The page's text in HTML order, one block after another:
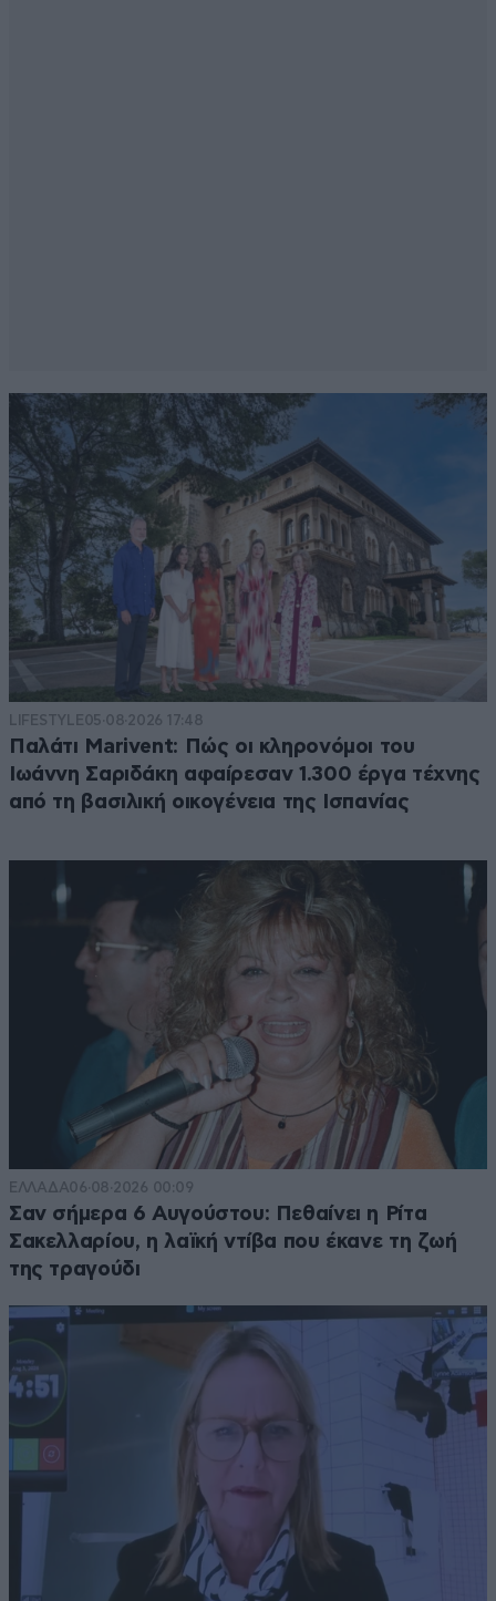
LIFESTYLE05·08·2026 17:48
Παλάτι Marivent: Πώς οι κληρονόμοι του
Ιωάννη Σαριδάκη αφαίρεσαν 1.300 έργα τέχνης
από τη βασιλική οικογένεια της Ισπανίας
ΕΛΛΑΔΑ06·08·2026 00:09
Σαν σήμερα 6 Αυγούστου: Πεθαίνει η Ρίτα
Σακελλαρίου, η λαϊκή ντίβα που έκανε τη ζωή
της τραγούδι